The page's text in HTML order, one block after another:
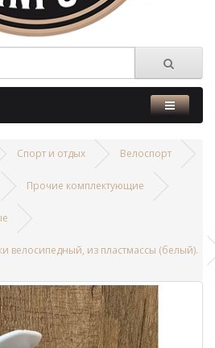
Спорт и отдых Велоспорт
Прочие комплектующие
велосипедный, из пластмассы (белый).